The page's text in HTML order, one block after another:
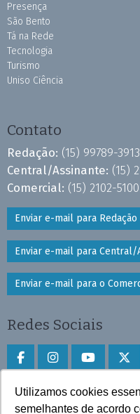
Utilizamos cookies
semelhantes de acordo
Presença
São Bento
Tá na Rede
Tecnologia
Turismo
Uniso Ciência
Contato
Redação: (15) 99789-3913
Central/Assinante: (15)
Comercial: (15) 2102-
Enviar e-mail para Redação
Enviar e-mail para Central/
Enviar e-mail para o
Redes Sociais
Faça download do